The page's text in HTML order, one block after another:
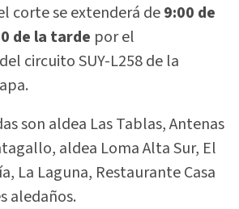
corte se extenderá de9:00 de
de la tarde por el
circuito SUY-L258 de la
son aldea Las Tablas, Antenas
aldea Loma Alta Sur, El
La Laguna, Restaurante Casa
aledaños.